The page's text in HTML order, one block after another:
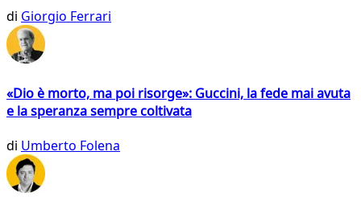
di Giorgio Ferrari
«Dio è morto, ma poi risorge»: Guccini, la fede mai avuta
e la speranza sempre coltivata
di Umberto Folena